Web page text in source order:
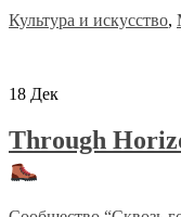
Культура и искусство,
18 Дек
Through